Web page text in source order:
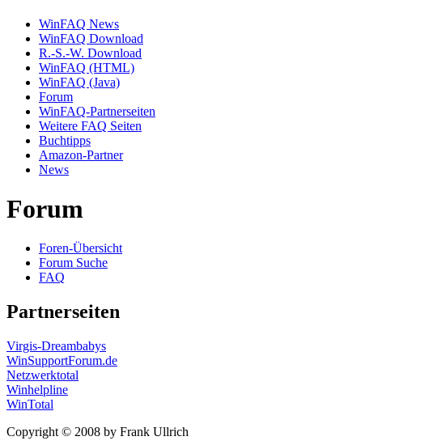
WinFAQ News
WinFAQ Download
R.-S.-W. Download
WinFAQ (HTML)
WinFAQ (Java)
Forum
WinFAQ-Partnerseiten
Weitere FAQ Seiten
Buchtipps
Amazon-Partner
News
Forum
Foren-Übersicht
Forum Suche
FAQ
Partnerseiten
Virgis-Dreambabys
WinSupportForum.de
Netzwerktotal
Winhelpline
WinTotal
Copyright © 2008 by Frank Ullrich